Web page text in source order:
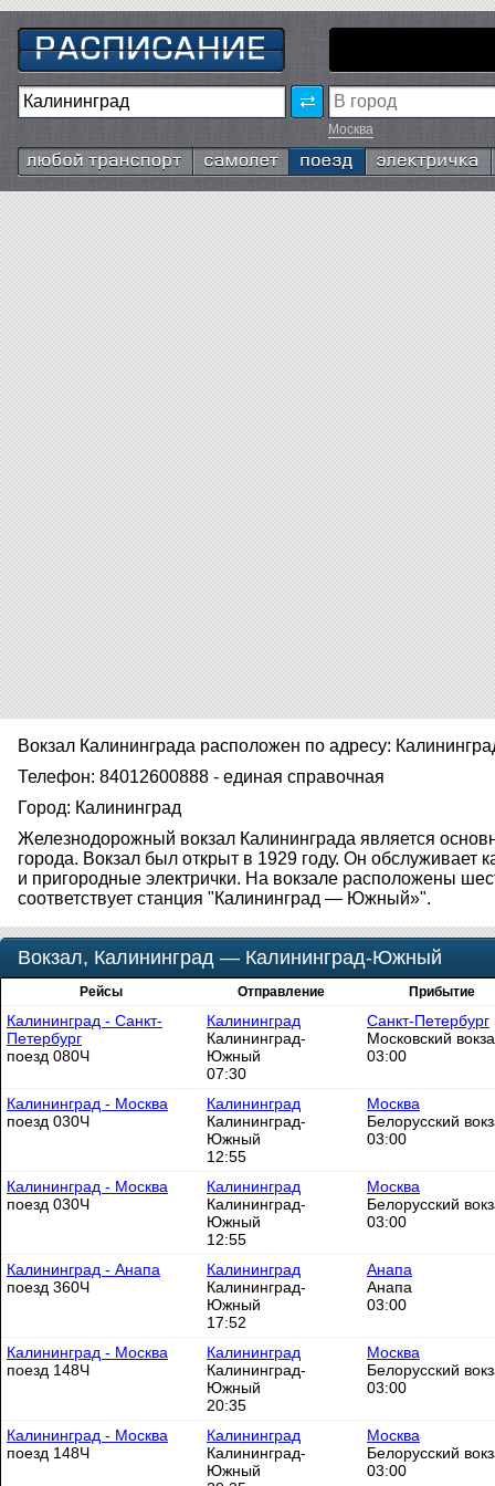
Москва
Любой транспорт Самолёт Поезд Электричка
Вокзал Калининграда расположен по адресу:
Телефон: 84012600888 - единая справочная
Город: Калининград
Железнодорожный вокзал Калининграда является
города. Вокзал был открыт в 1929 году. Он обслуживает
и пригородные электрички. На вокзале расположены
соответствует станция "Калининград — Южный»".
Вокзал, Калининград — Калининград-Южный
Рейсы Отправление Прибытие
Калининград - Санкт-
Петербург
поезд 080Ч
Калининград
Калининград-
Южный
07:30
Санкт-Петербург
Московский
03:00
Калининград - Москва
поезд 030Ч
Калининград
Калининград-
Южный
12:55
Москва
Белорусский
03:00
Калининград - Москва
поезд 030Ч
Калининград
Калининград-
Южный
12:55
Москва
Белорусский
03:00
Калининград - Анапа
поезд 360Ч
Калининград
Калининград-
Южный
17:52
Анапа
Анапа
03:00
Калининград - Москва
поезд 148Ч
Калининград
Калининград-
Южный
20:35
Москва
Белорусский
03:00
Калининград - Москва
поезд 148Ч
Калининград
Калининград-
Южный
Москва
Белорусский
03:00